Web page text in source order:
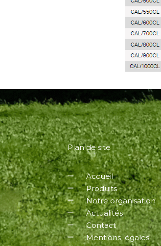
Plan de site
Accueil
Produits
Notre organisation
Actualités
Contact
Mentions légales